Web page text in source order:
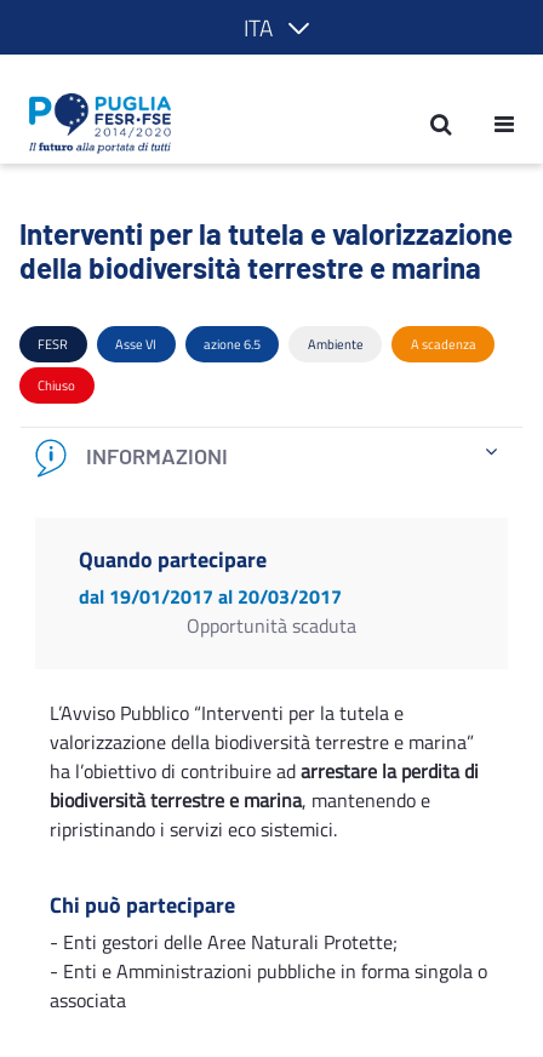
ITA
Interventi per la tutela e
Interventi per la tutela e valorizzazione
della biodiversità terrestre e marina
FESR Asse VI azione 6.5 Ambiente A scadenza
Chiuso
INFORMAZIONI
Quando partecipare
dal 19/01/2017 al 20/03/2017
Opportunità scaduta
L’Avviso Pubblico “Interventi per la tutela e
valorizzazione della biodiversità terrestre e marina”
ha l’obiettivo di contribuire adarrestare la perdita di
biodiversità terrestre e marina, mantenendo e
ripristinando i servizi eco sistemici.
Chi può partecipare
- Enti gestori delle Aree Naturali Protette;
- Enti e Amministrazioni pubbliche in forma singola o
associata